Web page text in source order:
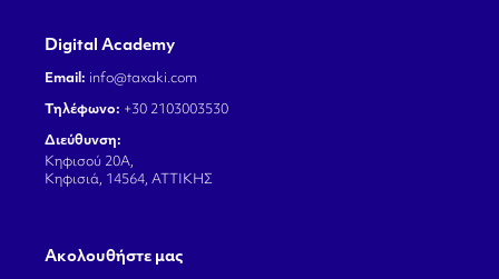
Digital Academy
Email: info@taxaki.com
Τηλέφωνο: +30 2103003530
Διεύθυνση:
Κηφισού 20Α,
Κηφισιά, 14564, ΑΤΤΙΚΗΣ
Aκολουθήστε μας